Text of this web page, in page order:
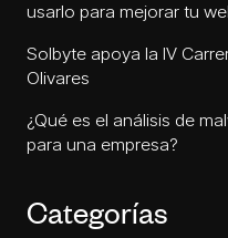
usarlo para mejorar tu
Solbyte apoya la IV
Olivares
¿Qué es el análisis de
para una empresa?
Categorías